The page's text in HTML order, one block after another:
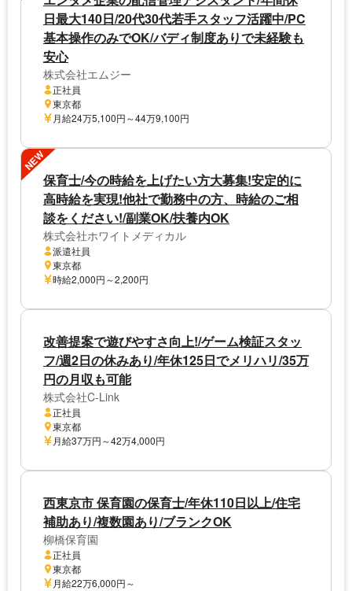
日最大140日/20代30代若手スタッフ活躍中/PC
基本操作のみでOK/バディ制度ありで未経験も
安心
株式会社エムジー
正社員
東京都
月給24万5,100円～44万9,100円
NEW
保育士/今の時給を上げたい方大募集!安定的に
高時給を実現!他社で勤務中の方、時給のご相
談をください!/副業OK/扶養内OK
株式会社ホワイトメディカル
派遣社員
東京都
時給2,000円～2,200円
改善提案で遊びやすさ向上!/ゲーム検証スタッ
フ/週2日の休みあり/年休125日でメリハリ/35万
円の月収も可能
株式会社C-Link
正社員
東京都
月給37万円～42万4,000円
西東京市 保育園の保育士/年休110日以上/住宅
補助あり/複数園あり/ブランクOK
柳橋保育園
正社員
東京都
月給22万6,000円～